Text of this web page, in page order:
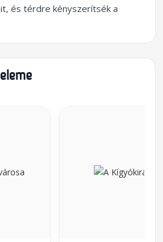
és térdre kényszerítsék a